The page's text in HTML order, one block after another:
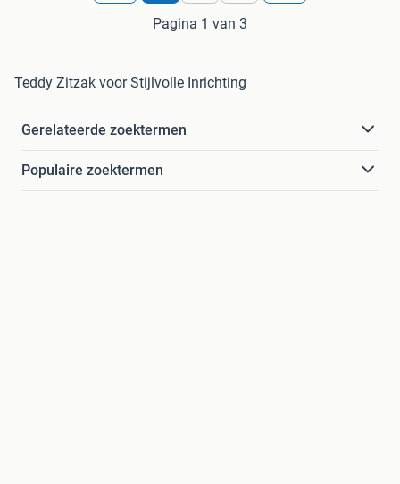
Pagina 1 van 3
Teddy Zitzak voor Stijlvolle Inrichting
Gerelateerde zoektermen
Populaire zoektermen